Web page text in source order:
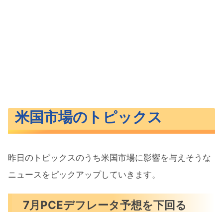
米国市場のトピックス
昨日のトピックスのうち米国市場に影響を与えそうな
ニュースをピックアップしていきます。
7月PCEデフレータ予想を下回る